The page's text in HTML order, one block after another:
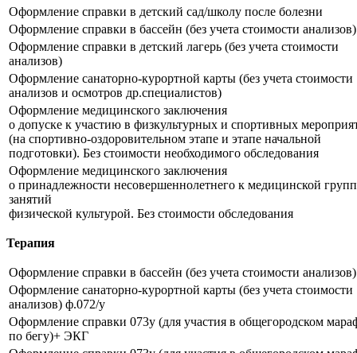
Оформление справки в детский сад/школу после болезни
Оформление справки в бассейн (без учета стоимости анализов)
Оформление справки в детский лагерь (без учета стоимости
анализов)
Оформление санаторно-курортной карты (без учета стоимости
анализов и осмотров др.специалистов)
Оформление медицинского заключения
о допуске к участию в физкультурных и спортивных
(на спортивно-оздоровительном этапе и этапе начальной
подготовки). Без стоимости необходимого обследования
Оформление медицинского заключения
о принадлежности несовершеннолетнего к медицинской
занятий
физической культурой. Без стоимости обследования
Терапия
Оформление справки в бассейн (без учета стоимости анализов)
Оформление санаторно-курортной карты (без учета стоимости
анализов) ф.072/у
Оформление справки 073у (для участия в общегородском
по бегу)+ ЭКГ